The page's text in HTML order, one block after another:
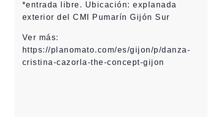
*entrada libre. Ubicación: explanada
exterior del CMI Pumarín Gijón Sur
Ver más:
https://planomato.com/es/gijon/p/danza-
cristina-cazorla-the-concept-gijon